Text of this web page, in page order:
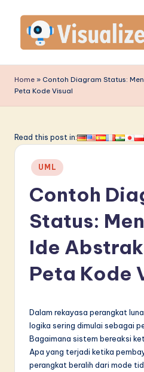
content
is
u
li
A
si
Home » Contoh Diagram Status:
Peta Kode Visual
Read this post in:
Posted
in
UML
Contoh
Status:
Ide
Peta Kode
Dalam rekayasa perangkat
logika sering dimulai sebagai
Bagaimana sistem bereaksi
Apa yang terjadi ketika
perangkat beralih dari mode